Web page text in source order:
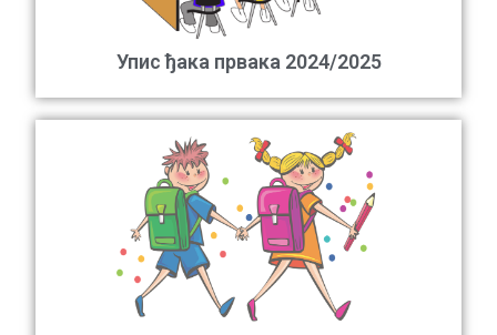
Упис ђака првака 2024/2025